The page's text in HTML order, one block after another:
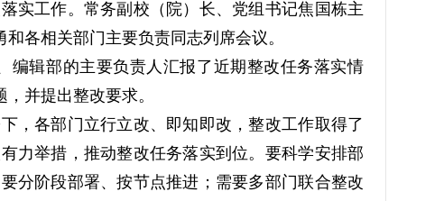
实工作。常务副校（院）长、党组书记焦国栋主
各相关部门主要负责同志列席会议。
编辑部的主要负责人汇报了近期整改任务落实情
并提出整改要求。
，各部门立行立改、即知即改，整改工作取得了
力举措，推动整改任务落实到位。要科学安排部
分阶段部署、按节点推进；需要多部门联合整改